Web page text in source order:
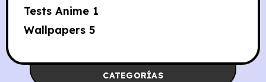
CATEGORÍAS
Tests Anime 1
Wallpapers 5